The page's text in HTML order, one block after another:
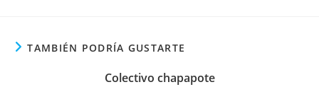
TAMBIÉN PODRÍA GUSTARTE
Colectivo chapapote